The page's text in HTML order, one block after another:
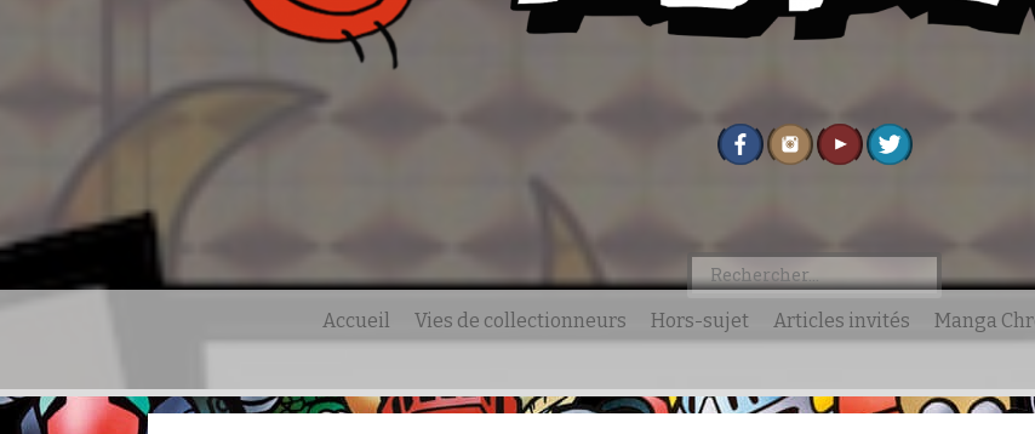
Rechercher :
Accueil Vies de collectionneurs Hors-sujet Articles invités Manga